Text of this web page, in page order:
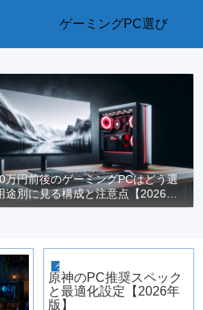
ゲーミングPC選び
万円前後のゲーミングPCはどう選
途別に見る構成と注意点【2026年
版】
ゲーミングPC
原神のPC推奨スペック
と最適化設定【2026年
版】